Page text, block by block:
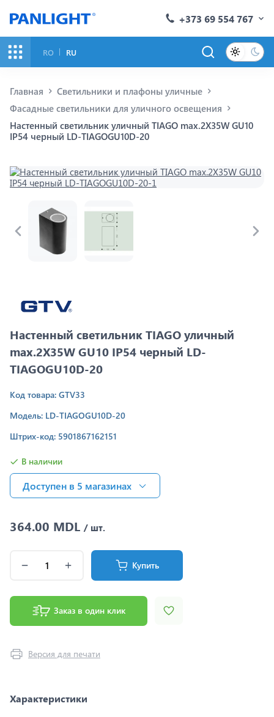
+373 69 554 767
RO RU
Главная
Светильники и плафоны уличные
Фасадные светильники для уличного освещения
Настенный светильник уличный TIAGO max.2X35W GU10
IP54 черный LD-TIAGOGU10D-20
Настенный светильник TIAGO уличный
max.2X35W GU10 IP54 черный LD-
TIAGOGU10D-20
Код товара: GTV33
Модель: LD-TIAGOGU10D-20
Штрих-код: 5901867162151
В наличии
Доступен в 5 магазинах
364.00 MDL / шт.
Купить
Заказ в один клик
Версия для печати
Характеристики